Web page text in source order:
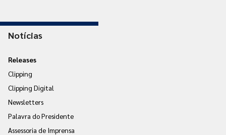
Notícias
Releases
Clipping
Clipping Digital
Newsletters
Palavra do Presidente
Assessoria de Imprensa